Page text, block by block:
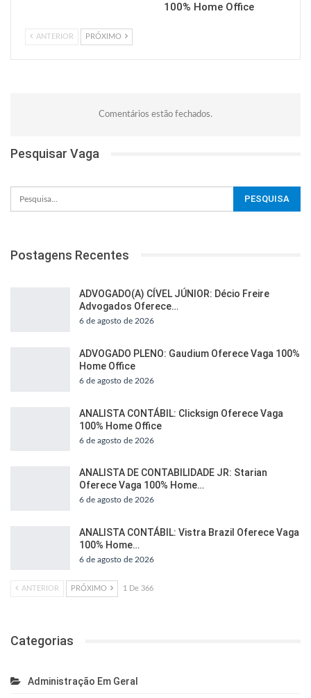
100% Home Office
ANTERIOR PRÓXIMO
Comentários estão fechados.
Pesquisar Vaga
Postagens Recentes
ADVOGADO(A) CÍVEL JÚNIOR: Décio Freire
Advogados Oferece…
6 de agosto de 2026
ADVOGADO PLENO: Gaudium Oferece Vaga 100%
Home Office
6 de agosto de 2026
ANALISTA CONTÁBIL: Clicksign Oferece Vaga
100% Home Office
6 de agosto de 2026
ANALISTA DE CONTABILIDADE JR: Starian
Oferece Vaga 100% Home…
6 de agosto de 2026
ANALISTA CONTÁBIL: Vistra Brazil Oferece Vaga
100% Home…
6 de agosto de 2026
ANTERIOR PRÓXIMO 1 De 366
Categorias
Administração Em Geral